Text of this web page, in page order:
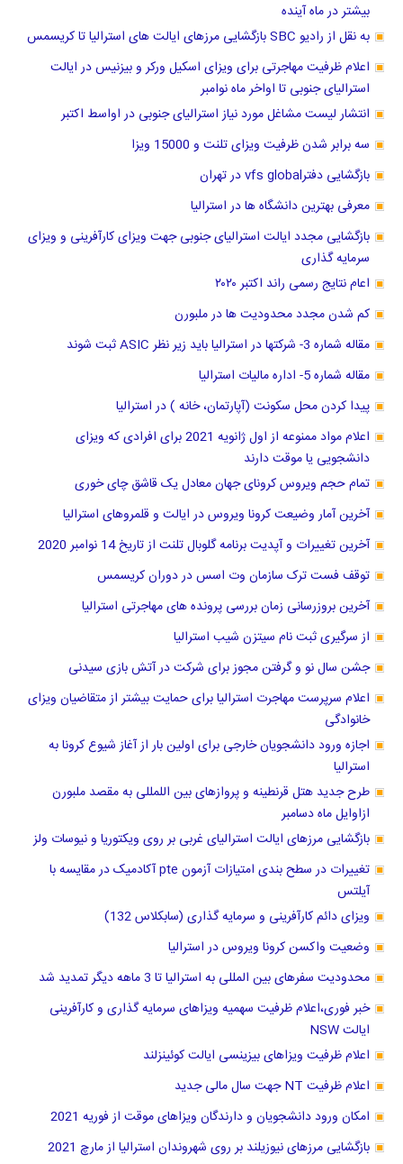
بیشتر در ماه آینده
به نقل از رادیو SBC بازگشایی مرزهای ایالت های استرالیا تا کریسمس
اعلام ظرفیت مهاجرتی برای ویزای اسکیل ورکر و بیزنیس در ایالت
استرالیای جنوبی تا اواخر ماه نوامبر
انتشار لیست مشاغل مورد نیاز استرالیای جنوبی در اواسط اکتبر
سه برابر شدن ظرفیت ویزای تلنت و 15000 ویزا
بازگشایی دفترvfs global در تهران
معرفی بهترین دانشگاه ها در استرالیا
بازگشایی مجدد ایالت استرالیای جنوبی جهت ویزای کارآفرینی و ویزای
سرمایه گذاری
اعام نتایج رسمی راند اکتبر ۲۰۲۰
کم شدن مجدد محدودیت ها در ملبورن
مقاله شماره 3- شرکتها در استرالیا باید زیر نظر ASIC ثبت شوند
مقاله شماره 5- اداره مالیات استرالیا
پیدا کردن محل سکونت (آپارتمان، خانه ) در استرالیا
اعلام مواد ممنوعه از اول ژانویه 2021 برای افرادی که ویزای
دانشجویی یا موقت دارند
تمام حجم ویروس کرونای جهان معادل یک قاشق چای خوری
آخرین آمار وضیعت کرونا ویروس در ایالت و قلمروهای استرالیا
آخرین تغییرات و آپدیت برنامه گلوبال تلنت از تاریخ 14 نوامبر 2020
توقف فست ترک سازمان وت اسس در دوران کریسمس
آخرین بروزرسانی زمان بررسی پرونده های مهاجرتی استرالیا
از سرگیری ثبت نام سیتزن شیب استرالیا
جشن سال نو و ‌گرفتن مجوز برای شرکت در آتش بازی سیدنی
اعلام سرپرست مهاجرت استرالیا برای حمایت بیشتر از متقاضیان ویزای
خانوادگی
اجازه ورود دانشجویان خارجی برای اولین بار از آغاز شیوع کرونا به
استرالیا
طرح جدید هتل قرنطینه و پروازهای بین اللمللی به مقصد ملبورن
ازاوایل ماه دسامبر
بازگشایی مرزهای ایالت استرالیای غربی بر روی ویکتوریا و نیوسات ولز
تغییرات در سطح بندی امتیازات آزمون pte آکادمیک در مقایسه با
آیلتس
ویزای دائم کارآفرینی و سرمایه گذاری (سابکلاس 132)
وضعیت واکسن کرونا ویروس در استرالیا
محدودیت سفرهای بین المللی به استرالیا تا 3 ماهه دیگر تمدید شد
خبر فوری،اعلام ظرفیت سهمیه ویزاهای سرمایه گذاری و کارآفرینی
ایالت NSW
اعلام ظرفیت ویزاهای بیزینسی ایالت کوئینزلند
اعلام ظرفیت NT جهت سال مالی جدید
امکان ورود دانشجویان و دارندگان ویزاهای موقت از فوریه 2021
بازگشایی مرزهای نیوزیلند بر روی شهروندان استرالیا از مارچ 2021